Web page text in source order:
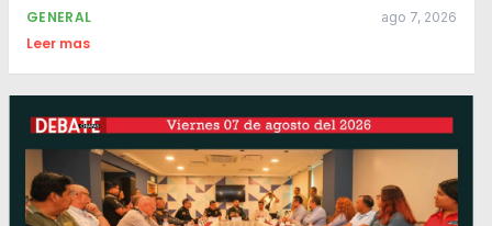
GENERAL ago 7, 2026
Leer mas